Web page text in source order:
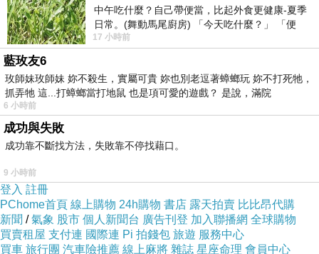
最後選擇在這購買【Homelike】60cm五層雙門
置物櫃 的原因,是因為比較有保障,也不會遇到詐
騙集團,所以才選擇在這購入
更多資料、資訊參考分享↓↓↓
中午吃什麼？自己帶便當，比起外食更健康-夏季
日常。(舞動馬尾廚房) 「今天吃什麼？」 「便
當？麵？還是炒飯？」 每天都在選擇
17 小時前
藍玫友6
玫師妹玫師妹 妳不殺生，實屬可貴 妳也別老逗著蟑螂玩 妳不打死牠，
抓弄牠 這...打蟑螂當打地鼠 也是項可愛的遊戲？ 是說，滿院
6 小時前
成功與失敗
成功靠不斷找方法，失敗靠不停找藉口。
9 小時前
登入 註冊
PChome首頁 線上購物 24h購物 書店 露天拍賣 比比昂代購
新聞 /氣象 股市 個人新聞台 廣告刊登 加入聯播網 全球購物
買賣租屋 支付連 國際連 Pi 拍錢包 旅遊 服務中心
買車 旅行團 汽車險推薦 線上麻將 雜誌 星座命理 會員中心